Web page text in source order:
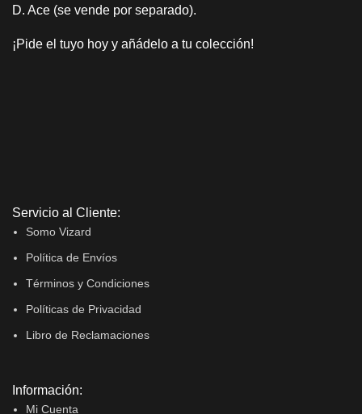
D. Ace (se vende por separado).
¡Pide el tuyo hoy y añádelo a tu colección!
Servicio al Cliente:
Somo Vizard
Política de Envíos
Términos y Condiciones
Políticas de Privacidad
Libro de Reclamaciones
Información:
Mi Cuenta